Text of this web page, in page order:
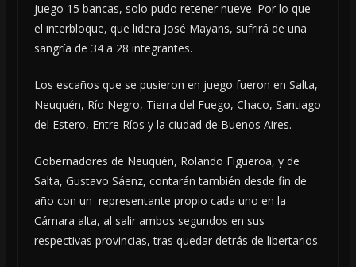
juego 15 bancas, solo pudo retener nueve. Por lo que
el interbloque, que lidera José Mayans, sufrirá de una
sangría de 34 a 28 integrantes.
Los escaños que se pusieron en juego fueron en Salta,
Neuquén, Río Negro, Tierra del Fuego, Chaco, Santiago
del Estero, Entre Ríos y la ciudad de Buenos Aires.
Gobernadores de Neuquén, Rolando Figueroa, y de
Salta, Gustavo Sáenz, contarán también desde fin de
año con un representante propio cada uno en la
Cámara alta, al salir ambos segundos en sus
respectivas provincias, tras quedar detrás de libertarios.